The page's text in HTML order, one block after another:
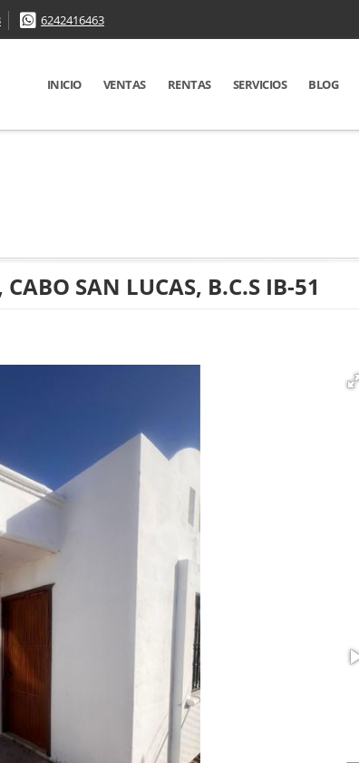
6242416463
INICIO VENTAS RENTAS SERVICIOS BLOG
SAN LUCAS, B.C.S IB-51